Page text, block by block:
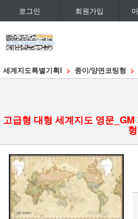
로그인 회원가입
세계지도특별기획Ⅰ 종이/양면코팅형
고급형 대형 세계지도 영문
형